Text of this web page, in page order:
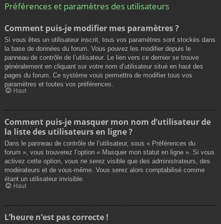
Préférences et paramètres des utilisateurs
Comment puis-je modifier mes paramètres ?
Si vous êtes un utilisateur inscrit, tous vos paramètres sont stockés dans
la base de données du forum. Vous pouvez les modifier depuis le
panneau de contrôle de l’utilisateur. Le lien vers ce dernier se trouve
généralement en cliquant sur votre nom d’utilisateur situé en haut des
pages du forum. Ce système vous permettra de modifier tous vos
paramètres et toutes vos préférences.
Haut
Comment puis-je masquer mon nom d’utilisateur de
la liste des utilisateurs en ligne ?
Dans le panneau de contrôle de l’utilisateur, sous « Préférences du
forum », vous trouverez l’option « Masquer mon statut en ligne ». Si vous
activez cette option, vous ne serez visible que des administrateurs, des
modérateurs et de vous-même. Vous serez alors comptabilisé comme
étant un utilisateur invisible.
Haut
L’heure n’est pas correcte !